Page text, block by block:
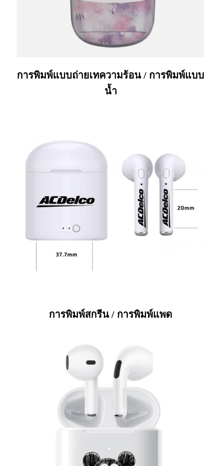
การพิมพ์แบบถ่ายเทความร้อน / การพิมพ์แบบ
น้ำ
การพิมพ์สกรีน / การพิมพ์แพด